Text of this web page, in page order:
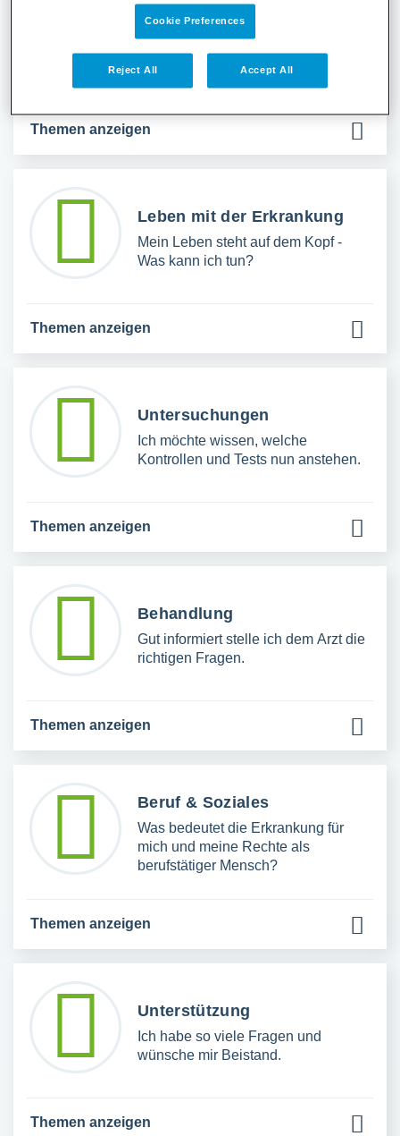
1x1 der Erkrankung
Diagnose Lungenkrebs - Was ist
Themen anzeigen
Leben mit der Erkrankung
Mein Leben steht auf dem Kopf -
Was kann ich tun?
Themen anzeigen
Untersuchungen
Ich möchte wissen, welche
Kontrollen und Tests nun anstehen.
Themen anzeigen
Behandlung
Gut informiert stelle ich dem Arzt die
richtigen Fragen.
Themen anzeigen
Beruf & Soziales
Was bedeutet die Erkrankung für
mich und meine Rechte als
berufstätiger Mensch?
Themen anzeigen
Unterstützung
Ich habe so viele Fragen und
wünsche mir Beistand.
Themen anzeigen
Cookie Preferences
Reject All Accept All